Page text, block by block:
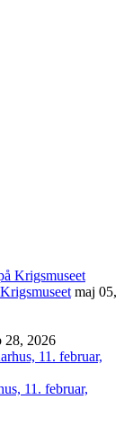
maj 05,
28, 2026
11. februar,